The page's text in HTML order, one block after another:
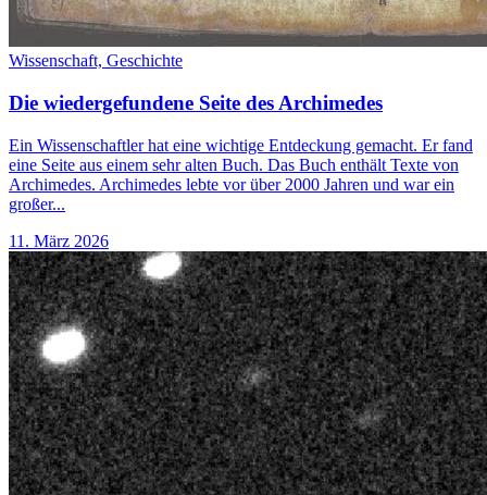
Wissenschaft, Geschichte
Die wiedergefundene Seite des Archimedes
Ein Wissenschaftler hat eine wichtige Entdeckung gemacht. Er fand
eine Seite aus einem sehr alten Buch. Das Buch enthält Texte von
Archimedes. Archimedes lebte vor über 2000 Jahren und war ein
großer...
11. März 2026